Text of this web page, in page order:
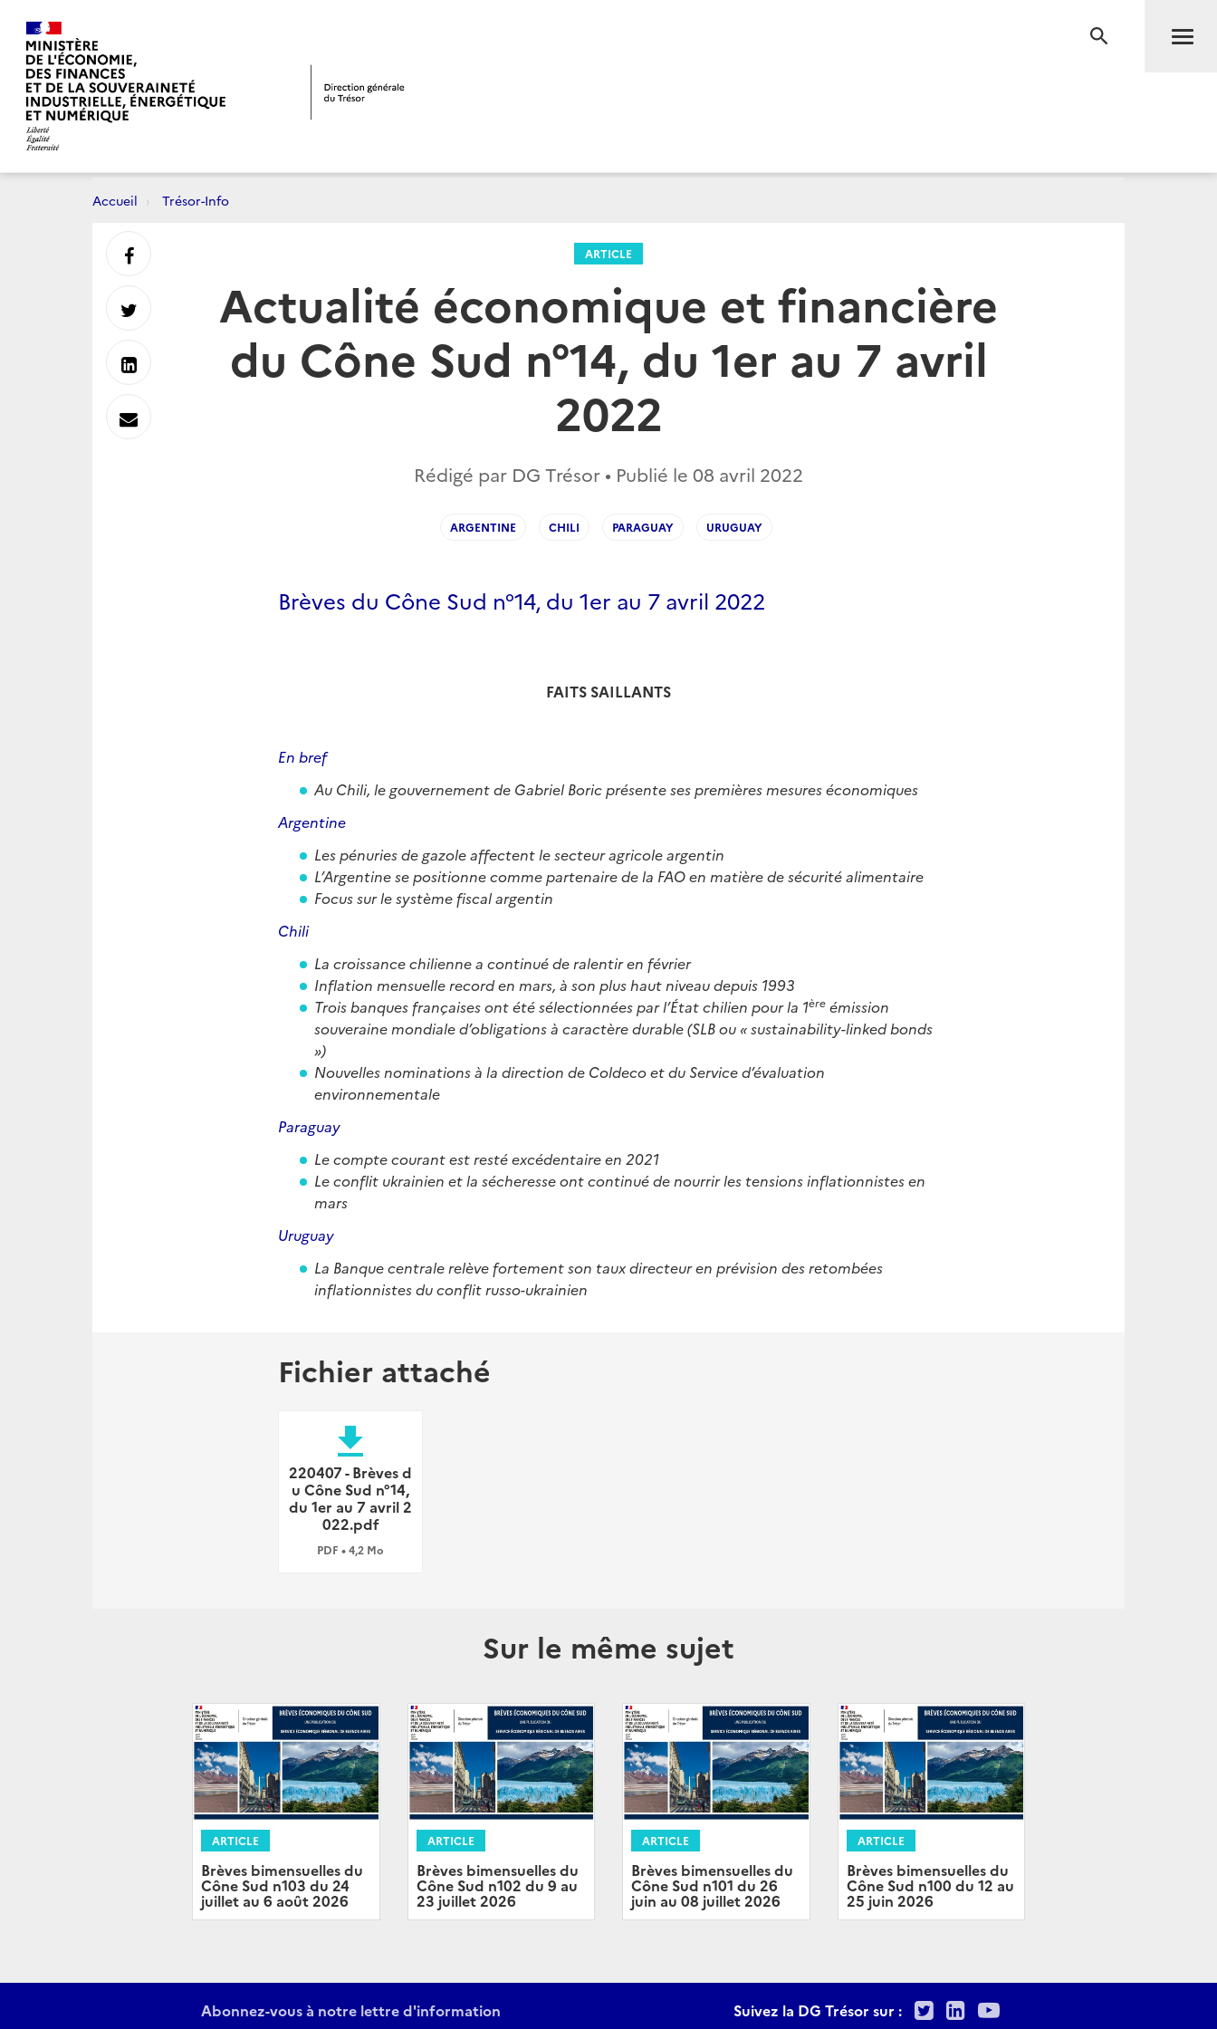
RECHERCHE
Accueil Trésor-Info
ARTICLE
Actualité économique et financière
du Cône Sud n°14, du 1er au 7 avril
2022
Rédigé par DG Trésor • Publié le 08 avril 2022
ARGENTINE CHILI PARAGUAY URUGUAY
Brèves du Cône Sud n°14, du 1er au 7 avril 2022
FAITS SAILLANTS
En bref
Au Chili, le gouvernement de Gabriel Boric présente ses premières mesures économiques
Argentine
Les pénuries de gazole affectent le secteur agricole argentin
L’Argentine se positionne comme partenaire de la FAO en matière de sécurité alimentaire
Focus sur le système fiscal argentin
Chili
La croissance chilienne a continué de ralentir en février
Inflation mensuelle record en mars, à son plus haut niveau depuis 1993
Trois banques françaises ont été sélectionnées par l’État chilien pour la 1ère émission
souveraine mondiale d’obligations à caractère durable (SLB ou « sustainability-linked bonds
»)
Nouvelles nominations à la direction de Coldeco et du Service d’évaluation
environnementale
Paraguay
Le compte courant est resté excédentaire en 2021
Le conflit ukrainien et la sécheresse ont continué de nourrir les tensions inflationnistes en
mars
Uruguay
La Banque centrale relève fortement son taux directeur en prévision des retombées
inflationnistes du conflit russo-ukrainien
Fichier attaché
file_download
220407 - Brèves d
u Cône Sud n°14,
du 1er au 7 avril 2
022.pdf
PDF • 4,2 Mo
Sur le même sujet
ARTICLE
Brèves bimensuelles du
Cône Sud n103 du 24
juillet au 6 août 2026
ARTICLE
Brèves bimensuelles du
Cône Sud n102 du 9 au
23 juillet 2026
ARTICLE
Brèves bimensuelles du
Cône Sud n101 du 26
juin au 08 juillet 2026
ARTICLE
Brèves bimensuelles du
Cône Sud n100 du 12 au
25 juin 2026
Partager
sur
Partager
sur
Partager
sur
Envoyer
Abonnez-vous à notre lettre d'information Suivez la DG Trésor sur : TwitterLinkedIn
Youtube